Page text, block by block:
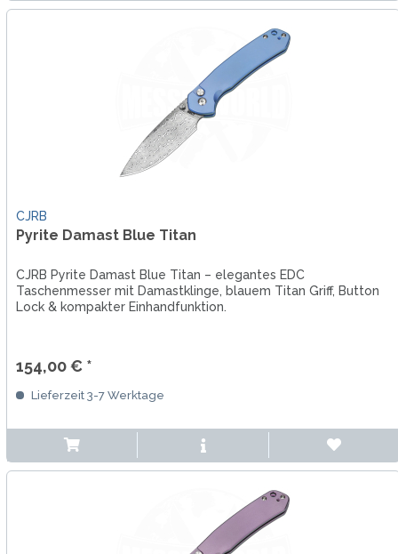
CJRB
Pyrite Damast Blue Titan
CJRB Pyrite Damast Blue Titan – elegantes EDC
Taschenmesser mit Damastklinge, blauem Titan Griff, Button
Lock & kompakter Einhandfunktion.
154,00 € *
Lieferzeit 3-7 Werktage